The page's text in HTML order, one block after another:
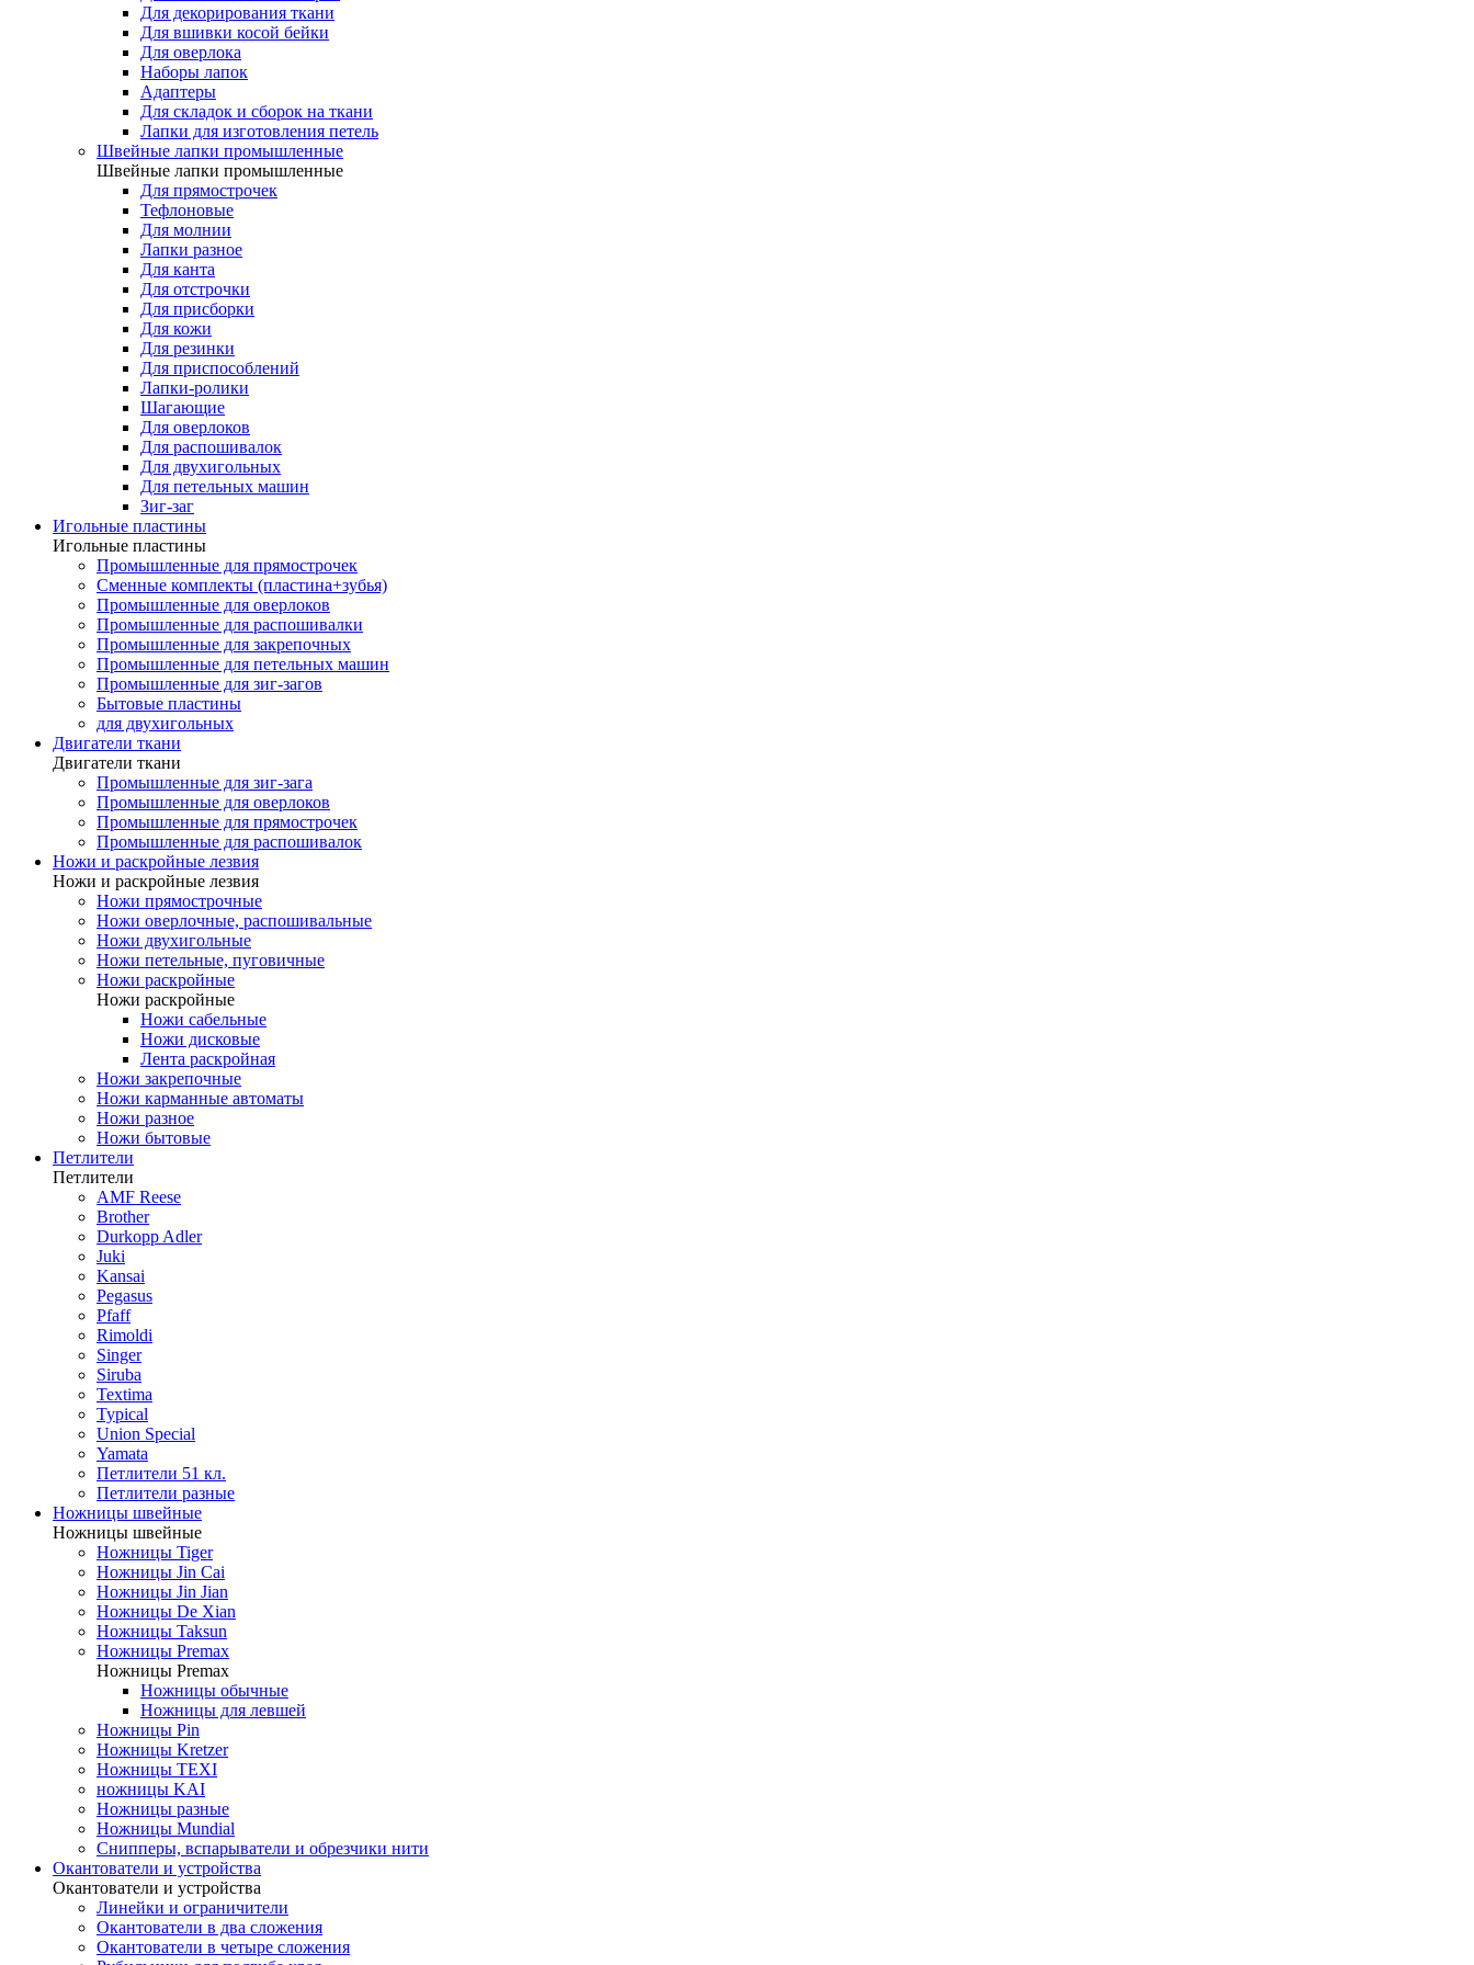
Для декорирования ткани
Для вшивки косой бейки
Для оверлока
Наборы лапок
Адаптеры
Для складок и сборок на ткани
Лапки для изготовления петель
Швейные лапки промышленные
Швейные лапки промышленные
Для прямострочек
Тефлоновые
Для молнии
Лапки разное
Для канта
Для отстрочки
Для присборки
Для кожи
Для резинки
Для приспособлений
Лапки-ролики
Шагающие
Для оверлоков
Для распошивалок
Для двухигольных
Для петельных машин
Зиг-заг
Игольные пластины
Игольные пластины
Промышленные для прямострочек
Сменные комплекты (пластина+зубья)
Промышленные для оверлоков
Промышленные для распошивалки
Промышленные для закрепочных
Промышленные для петельных машин
Промышленные для зиг-загов
Бытовые пластины
для двухигольных
Двигатели ткани
Двигатели ткани
Промышленные для зиг-зага
Промышленные для оверлоков
Промышленные для прямострочек
Промышленные для распошивалок
Ножи и раскройные лезвия
Ножи и раскройные лезвия
Ножи прямострочные
Ножи оверлочные, распошивальные
Ножи двухигольные
Ножи петельные, пуговичные
Ножи раскройные
Ножи раскройные
Ножи сабельные
Ножи дисковые
Лента раскройная
Ножи закрепочные
Ножи карманные автоматы
Ножи разное
Ножи бытовые
Петлители
Петлители
AMF Reese
Brother
Durkopp Adler
Juki
Kansai
Pegasus
Pfaff
Rimoldi
Singer
Siruba
Textima
Typical
Union Special
Yamata
Петлители 51 кл.
Петлители разные
Ножницы швейные
Ножницы швейные
Ножницы Tiger
Ножницы Jin Cai
Ножницы Jin Jian
Ножницы De Xian
Ножницы Taksun
Ножницы Premax
Ножницы Premax
Ножницы обычные
Ножницы для левшей
Ножницы Pin
Ножницы Kretzer
Ножницы TEXI
ножницы KAI
Ножницы разные
Ножницы Mundial
Снипперы, вспарыватели и обрезчики нити
Окантователи и устройства
Окантователи и устройства
Линейки и ограничители
Окантователи в два сложения
Окантователи в четыре сложения